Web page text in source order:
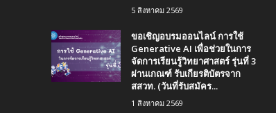
5 สิงหาคม 2569
ขอเชิญอบรมออนไลน์ การใช้
Generative AI เพื่อช่วยในการ
จัดการเรียนรู้วิทยาศาสตร์ รุ่นที่ 3
ผ่านเกณฑ์ รับเกียรติบัตรจาก
สสวท. (วันที่รับสมัคร...
1 สิงหาคม 2569